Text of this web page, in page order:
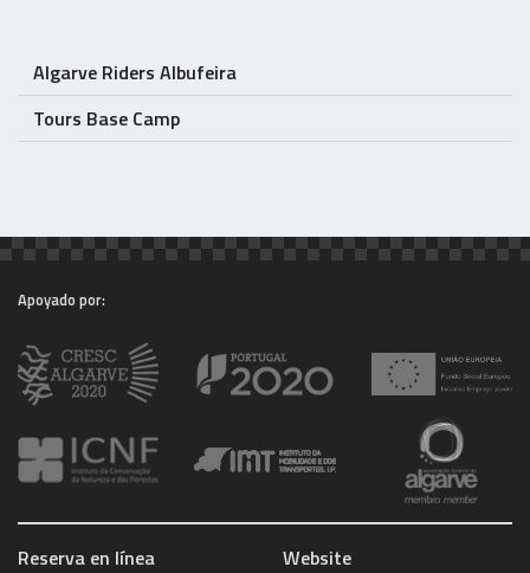
Algarve Riders Albufeira
Tours Base Camp
Apoyado por:
Reserva en línea
Website